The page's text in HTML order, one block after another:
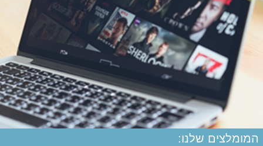
המומלצים שלנו: